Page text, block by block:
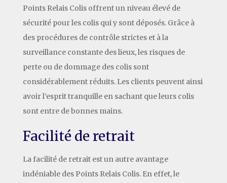
Points Relais Colis offrent un niveau élevé de
sécurité pour les colis qui y sont déposés. Grâce à
des procédures de contrôle strictes et à la
surveillance constante des lieux, les risques de
perte ou de dommage des colis sont
considérablement réduits. Les clients peuvent ainsi
avoir l’esprit tranquille en sachant que leurs colis
sont entre de bonnes mains.
Facilité de retrait
La facilité de retrait est un autre avantage
indéniable des Points Relais Colis. En effet, le